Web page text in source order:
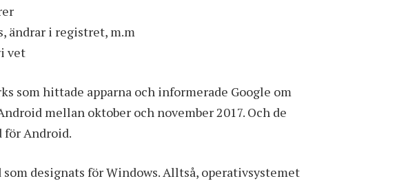
ändrar i registret, m.m
vet
som hittade apparna och informerade Google om
mellan oktober och november 2017. Och de
för Android.
designats för Windows. Alltså, operativsystemet